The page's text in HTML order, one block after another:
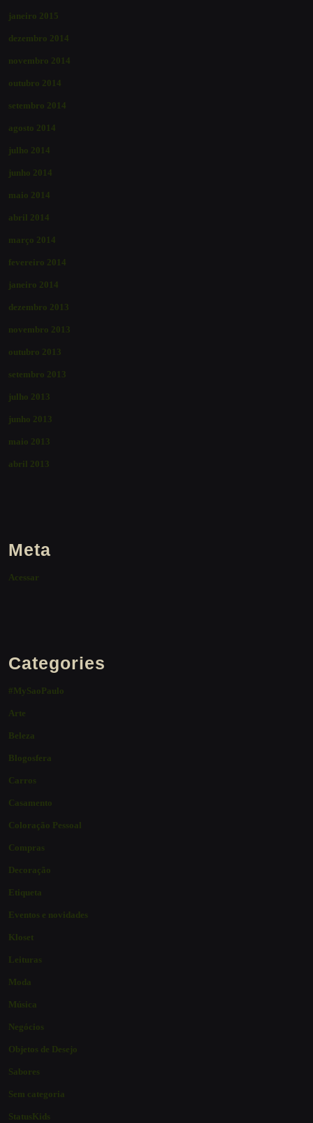
janeiro 2015
dezembro 2014
novembro 2014
outubro 2014
setembro 2014
agosto 2014
julho 2014
junho 2014
maio 2014
abril 2014
março 2014
fevereiro 2014
janeiro 2014
dezembro 2013
novembro 2013
outubro 2013
setembro 2013
julho 2013
junho 2013
maio 2013
abril 2013
Meta
Acessar
Categories
#MySaoPaulo
Arte
Beleza
Blogosfera
Carros
Casamento
Coloração Pessoal
Compras
Decoração
Etiqueta
Eventos e novidades
Kloset
Leituras
Moda
Música
Negócios
Objetos de Desejo
Sabores
Sem categoria
StatusKids